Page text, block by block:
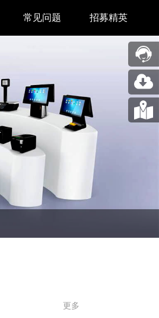
常见问题 招募精英
更多